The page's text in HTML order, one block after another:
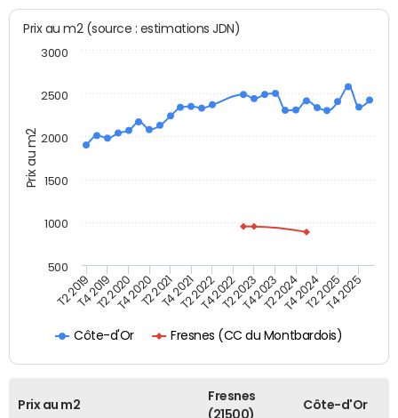
Prix au m2
Prix au m2 (source : estimations JDN)
Côte-d'Or Fresnes (CC du Montbardois)
T2 2019T4 2019T2 2020T4 2020T2 2021T4 2021T2 2022T4 2022T2 2023T4 2023T2 2024T4 2024T2 2025T4 2025
500
1000
1500
2000
2500
3000
Prix au m2
Fresnes
(21500)
Côte-d'Or